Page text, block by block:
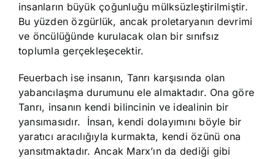
insanların büyük çoğunluğu mülksüzleştirilmiştir.
Bu yüzden özgürlük, ancak proletaryanın devrimi
ve öncülüğünde kurulacak olan bir sınıfsız
toplumla gerçekleşecektir.
Feuerbach ise insanın, Tanrı karşısında olan
yabancılaşma durumunu ele almaktadır. Ona göre
Tanrı, insanın kendi bilincinin ve idealinin bir
yansımasıdır. İnsan, kendi dolayımını böyle bir
yaratıcı aracılığıyla kurmakta, kendi özünü ona
yansıtmaktadır. Ancak Marx’ın da dediği gibi